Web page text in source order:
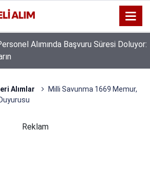
Alımında Başvuru Süresi Doluyor:
Alımlar
Milli Savunma 1669 Memur,
Reklam